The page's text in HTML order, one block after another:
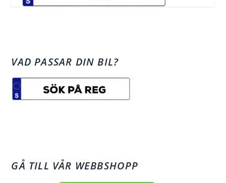
VAD PASSAR DIN BIL?
GÅ TILL VÅR WEBBSHOPP